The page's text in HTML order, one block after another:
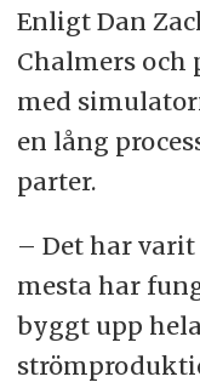
Enligt Dan
Chalmers och
med
en lång
parter.
– Det har
mesta har
byggt upp